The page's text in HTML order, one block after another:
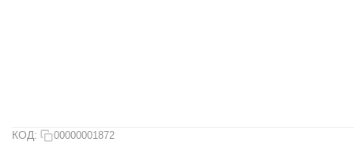
КОД: 00000001872